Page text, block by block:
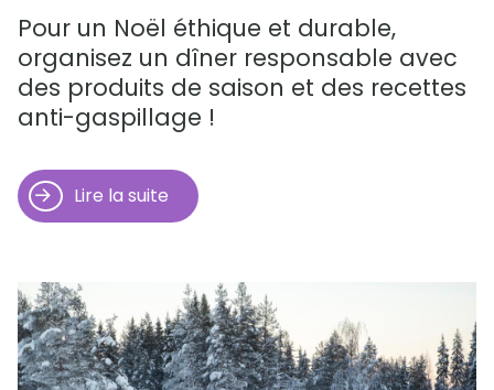
Pour un Noël éthique et durable,
organisez un dîner responsable avec
des produits de saison et des recettes
anti-gaspillage !
Lire la suite